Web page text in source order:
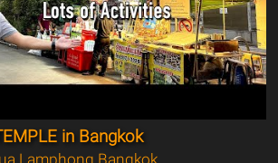
in Bangkok
Lamphong Bangkok